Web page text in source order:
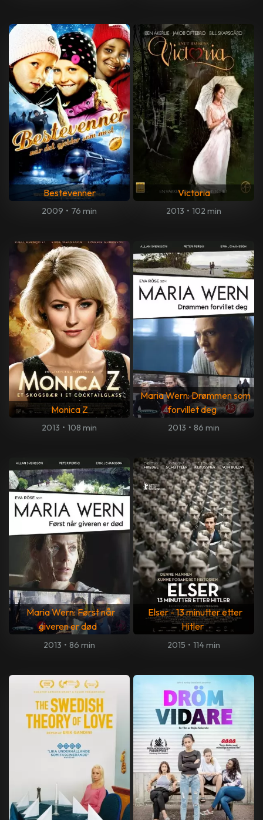
Bestevenner
2009 • 76 min
Victoria
2013 • 102 min
Monica Z
2013 • 108 min
Maria Wern: Drømmen som
forvillet deg
2013 • 86 min
Maria Wern: Først når
giveren er død
2013 • 86 min
Elser - 13 minutter etter
Hitler
2015 • 114 min